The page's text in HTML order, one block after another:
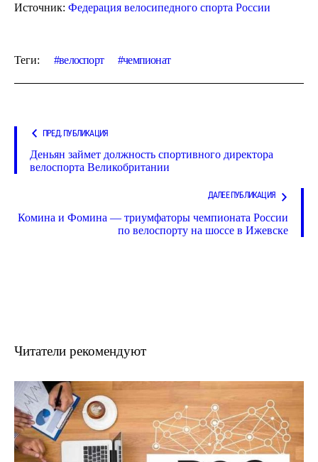
Источник: Федерация велосипедного спорта России
Теги: велоспорт чемпионат
ПРЕД. ПУБЛИКАЦИЯ
Деньян займет должность спортивного директора
велоспорта Великобритании
ДАЛЕЕ ПУБЛИКАЦИЯ
Комина и Фомина — триумфаторы чемпионата России
по велоспорту на шоссе в Ижевске
Читатели рекомендуют